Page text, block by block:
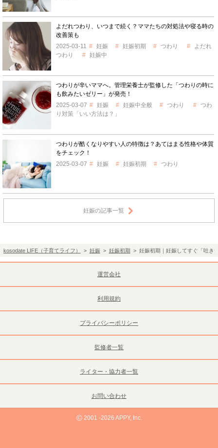
よだれつわり、いつまで続く？ママたちの対処法や寝る時の
改善策も
2025-03-11
妊娠 妊娠初期 つわり
よだれ
つわり
妊娠中
つわりが辛いママへ。管理栄養士が監修した「つわりの時に
も飲みたいゼリー」が発売！
2025-03-07
妊娠 妊娠中全般 つわり
つわ
り対策「いい方法は？」
つわりが酷くなりやすい人の特徴は？あてはまる性格や体質
をチェック！
2025-03-07
妊娠 妊娠初期 つわり
妊娠の記事一覧
kosodate LIFE（子育てライフ） > 妊娠> 妊娠初期 > 妊娠初期｜妊娠してすぐ「吐き
運営会社
利用規約
プライバシーポリシー
監修者一覧
ライター・協力者一覧
お問い合わせ
©2001 -2026 APPY, Inc.